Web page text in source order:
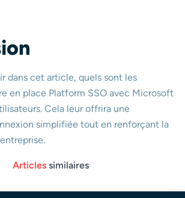
dans cet article, quels sont les
en place Platform SSO avec Microsoft
Cela leur offrira une
simplifiée tout en renforçant la
Articlessimilaires